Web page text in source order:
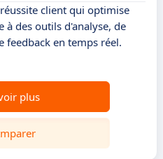
client qui optimise
à des outils d'analyse, de
feedback en temps réel.
plus